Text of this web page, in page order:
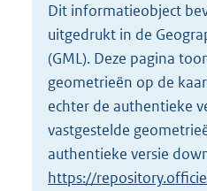
Dit informatieobject
uitgedrukt in de
(GML). Deze pagina
geometrieën op de
echter de authentieke
vastgestelde
authentieke versie
https://